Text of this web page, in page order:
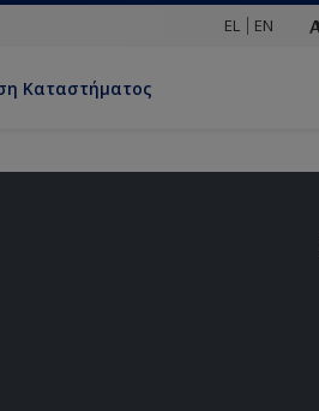
EL EN
Καταστήματος